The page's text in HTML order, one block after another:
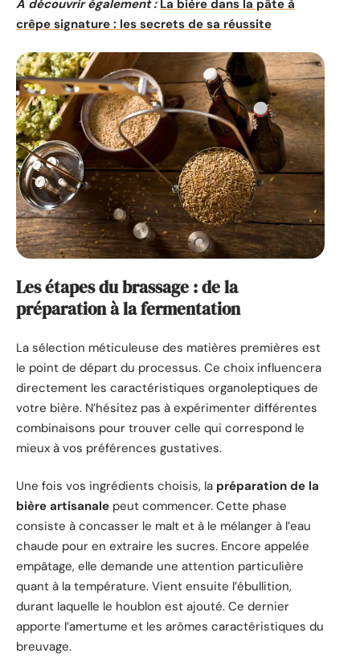
A découvrir également : La bière dans la pâte à
crêpe signature : les secrets de sa réussite
Les étapes du brassage : de la
préparation à la fermentation
La sélection méticuleuse des matières premières est
le point de départ du processus. Ce choix influencera
directement les caractéristiques organoleptiques de
votre bière. N’hésitez pas à expérimenter différentes
combinaisons pour trouver celle qui correspond le
mieux à vos préférences gustatives.
Une fois vos ingrédients choisis, la préparation de la
bière artisanale peut commencer. Cette phase
consiste à concasser le malt et à le mélanger à l’eau
chaude pour en extraire les sucres. Encore appelée
empâtage, elle demande une attention particulière
quant à la température. Vient ensuite l’ébullition,
durant laquelle le houblon est ajouté. Ce dernier
apporte l’amertume et les arômes caractéristiques du
breuvage.